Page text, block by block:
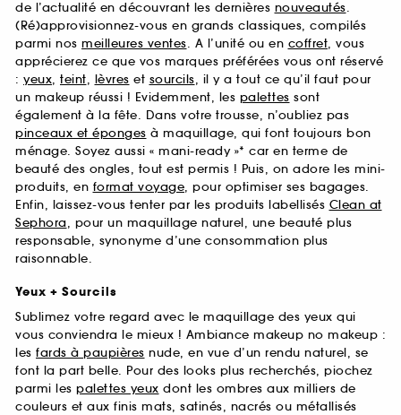
de l’actualité en découvrant les dernières nouveautés.
(Ré)approvisionnez-vous en grands classiques, compilés
parmi nos meilleures ventes. A l’unité ou en coffret, vous
apprécierez ce que vos marques préférées vous ont réservé
: yeux, teint, lèvres et sourcils, il y a tout ce qu’il faut pour
un makeup réussi ! Evidemment, les palettes sont
également à la fête. Dans votre trousse, n’oubliez pas
pinceaux et éponges à maquillage, qui font toujours bon
ménage. Soyez aussi « mani-ready »* car en terme de
beauté des ongles, tout est permis ! Puis, on adore les mini-
produits, en format voyage, pour optimiser ses bagages.
Enfin, laissez-vous tenter par les produits labellisés Clean at
Sephora, pour un maquillage naturel, une beauté plus
responsable, synonyme d’une consommation plus
raisonnable.
Yeux + Sourcils
Sublimez votre regard avec le maquillage des yeux qui
vous conviendra le mieux ! Ambiance makeup no makeup :
les fards à paupières nude, en vue d’un rendu naturel, se
font la part belle. Pour des looks plus recherchés, piochez
parmi les palettes yeux dont les ombres aux milliers de
couleurs et aux finis mats, satinés, nacrés ou métallisés